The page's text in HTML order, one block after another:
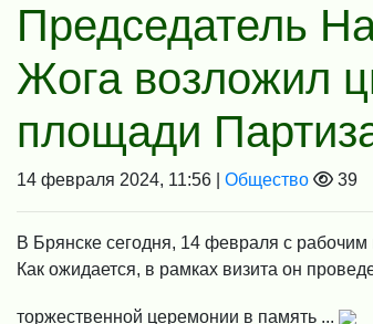
Председатель
Жога возложил
площади
14 февраля 2024, 11:56 | Общество 39
В Брянске сегодня, 14 февраля с
Как ожидается, в рамках визита он
торжественной церемонии в память ...